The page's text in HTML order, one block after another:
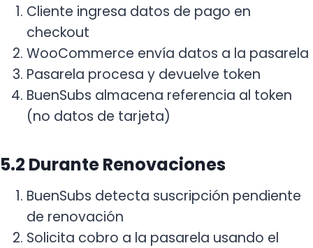
Cliente ingresa datos de pago en
checkout
WooCommerce envía datos a la pasarela
Pasarela procesa y devuelve token
BuenSubs almacena referencia al token
(no datos de tarjeta)
5.2 Durante Renovaciones
BuenSubs detecta suscripción pendiente
de renovación
Solicita cobro a la pasarela usando el